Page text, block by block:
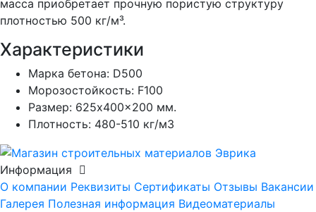
масса приобретает прочную пористую структуру
плотностью 500 кг/м³.
Характеристики
Марка бетона: D500
Морозостойкость: F100
Размер: 625x400x200 мм.
Плотность: 480-510 кг/м3
Информация
О компании Реквизиты Сертификаты Отзывы Вакансии
Галерея Полезная информация Видеоматериалы